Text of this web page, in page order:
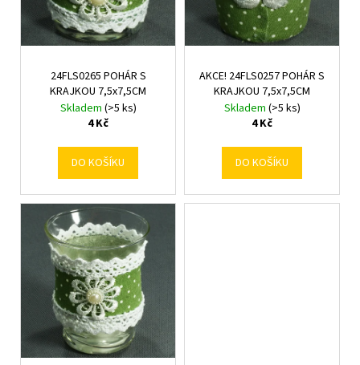
d
r
o
24FLS0265 POHÁR S
KRAJKOU 7,5x7,5CM
Skladem (>5 ks)
4 Kč
DO KOŠÍKU
AKCE! 24FLS0257 POHÁR S
KRAJKOU 7,5x7,5CM
Skladem (>5 ks)
4 Kč
DO KOŠÍKU